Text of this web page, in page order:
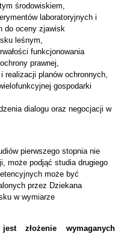
środowiskiem,
laboratoryjnych i
do oceny zjawisk
leśnym,
funkcjonowania
prawnej,
realizacji planów ochronnych,
gospodarki
dialogu oraz negocjacji w
pierwszego stopnia nie
może podjąć studia drugiego
może być
przez Dziekana
w wymiarze
złożenie wymaganych